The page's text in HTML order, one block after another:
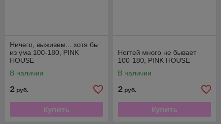
Ничего, выживем... хотя бы
из ума 100-180, PINK
HOUSE
В наличии
2 руб.
Купить
Ногтей много не бывает
100-180, PINK HOUSE
В наличии
2 руб.
Купить